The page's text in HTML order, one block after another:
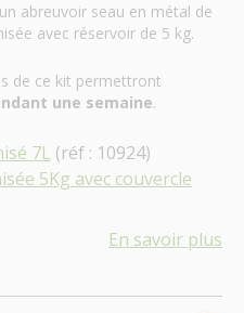
abreuvoir seau en métal de
avec réservoir de 5 kg.
de ce kit permettront
une semaine.
7L (réf : 10924)
5Kg avec couvercle
En savoir plus